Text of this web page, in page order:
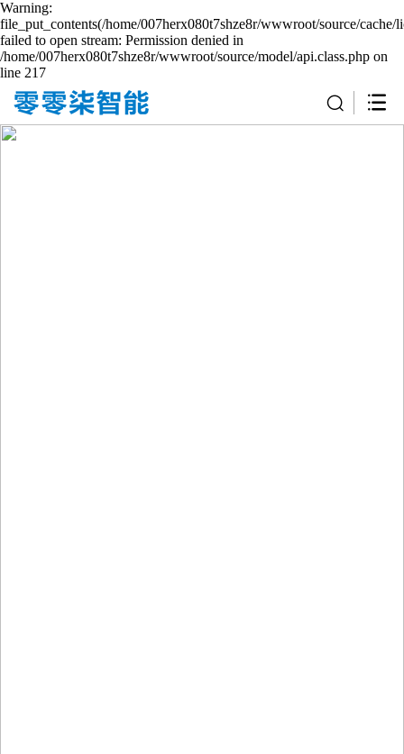
Warning:
file_put_contents(/home/007herx080t7shze8r/wwwroot/source/cache/
failed to open stream: Permission denied in
/home/007herx080t7shze8r/wwwroot/source/model/api.class.php on
line 217